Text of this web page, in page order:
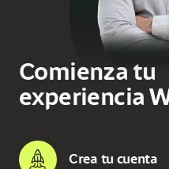
Comienza tu
experiencia
Crea tu cuenta